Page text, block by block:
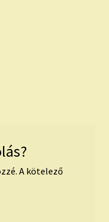
A kötelező